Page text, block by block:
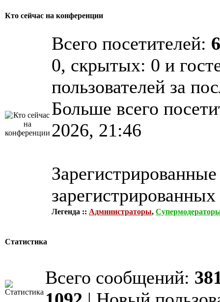
Кто сейчас на конференции
Всего посетителей:
0, скрытых: 0 и
пользователей за
Больше всего
2026, 21:46
зарегистрированных
Легенда :: Администраторы,
Статистика
Всего сообщений: